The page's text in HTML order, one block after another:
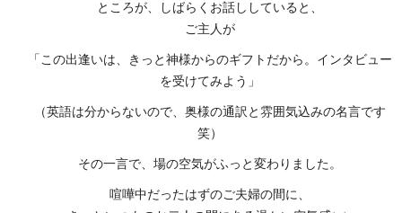
ところが、しばらくお話ししていると、
ご主人が
「この出逢いは、きっと神様からのギフトだから。インタビュー
を受けてみよう」
（英語は分からないので、奥様の通訳と雰囲気込みの名言です
笑）
その一言で、場の空気がふっと変わりました。
喧嘩中だったはずのご夫婦の間に、